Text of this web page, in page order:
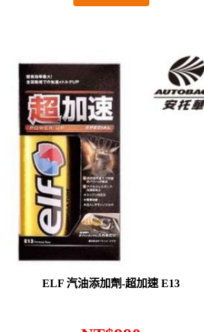
ELF 汽油添加劑-超加速 E13